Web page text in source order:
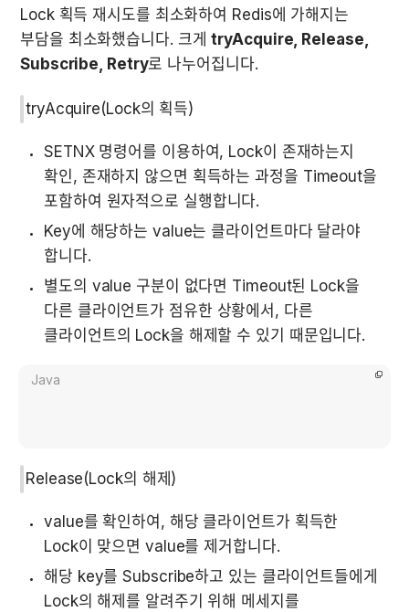
Lock 획득 재시도를 최소화하여 Redis에 가해지는
부담을 최소화했습니다. 크게 tryAcquire, Release,
Subscribe, Retry로 나누어집니다.
tryAcquire(Lock의 획득)
SETNX 명령어를 이용하여, Lock이 존재하는지
확인, 존재하지 않으면 획득하는 과정을 Timeout을
포함하여 원자적으로 실행합니다.
Key에 해당하는 value는 클라이언트마다 달라야
합니다.
별도의 value 구분이 없다면 Timeout된 Lock을
다른 클라이언트가 점유한 상황에서, 다른
클라이언트의 Lock을 해제할 수 있기 때문입니다.
Java
Release(Lock의 해제)
value를 확인하여, 해당 클라이언트가 획득한
Lock이 맞으면 value를 제거합니다.
해당 key를 Subscribe하고 있는 클라이언트들에게
Lock의 해제를 알려주기 위해 메세지를